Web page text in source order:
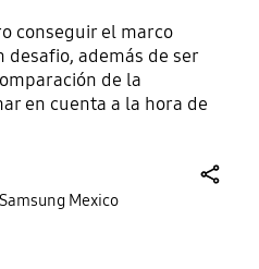
conseguir el marco
además de ser
de la
en cuenta a la hora de
Mexico